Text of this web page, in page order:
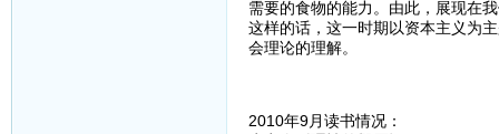
需要的食物的能力。由此，展现在
这样的话，这一时期以资本主义为
会理论的理解。
2010年9月读书情况：